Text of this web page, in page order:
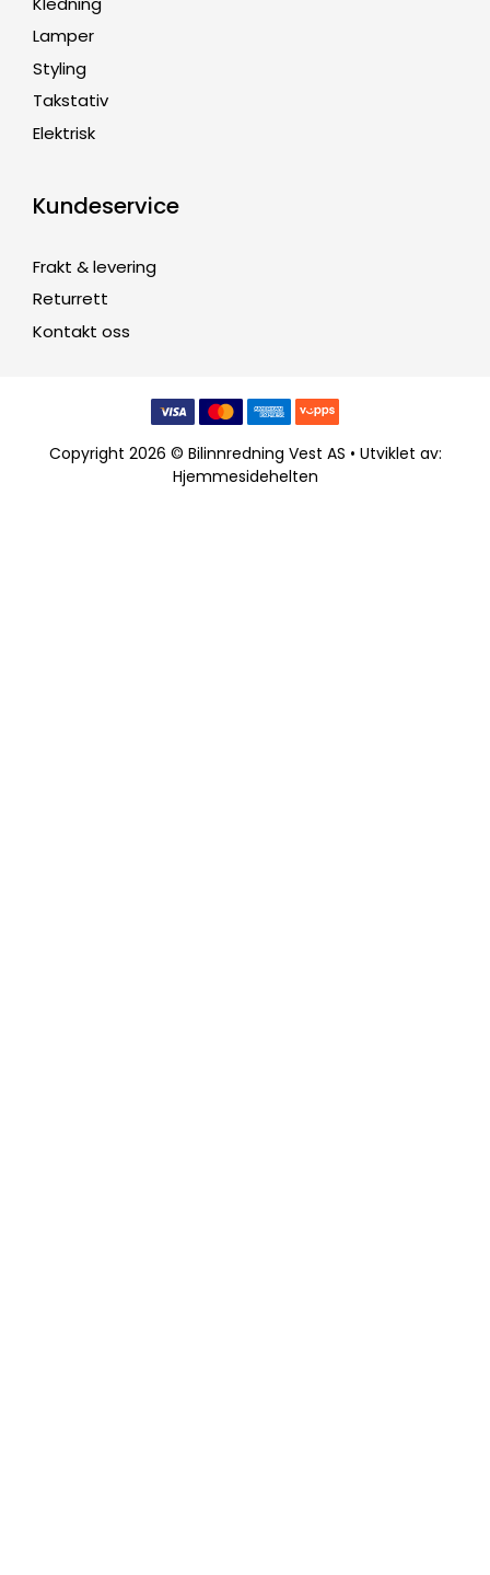
Lamper
Styling
Takstativ
Elektrisk
Kundeservice
Frakt & levering
Returrett
Kontakt oss
Copyright 2026 © Bilinnredning Vest AS • Utviklet av:
Hjemmesidehelten